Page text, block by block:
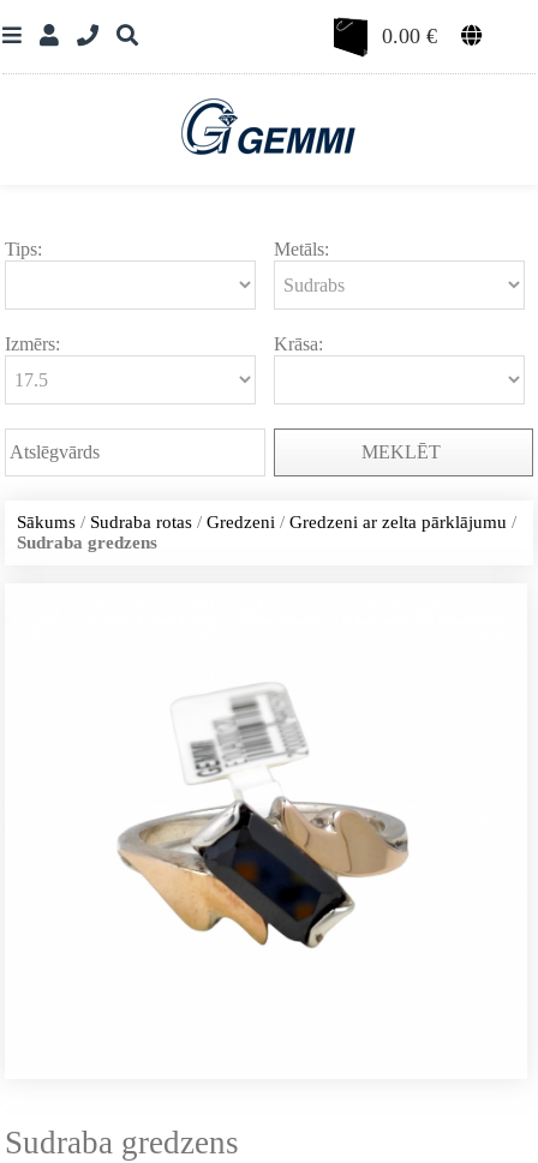
0.00€
Tips: Metāls:
Izmērs: Krāsa:
MEKLĒT
Sākums / Sudraba rotas /Gredzeni /Gredzeni ar zelta pārklājumu /
Sudraba gredzens
Sudraba gredzens